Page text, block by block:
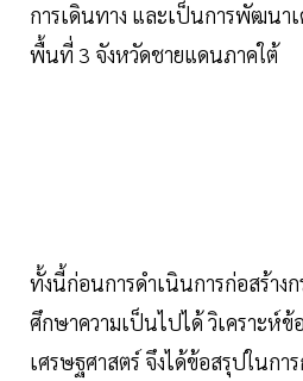
การเดินทาง และเป็นการพัฒนา
พื้นที่ 3 จังหวัดชายแดนภาคใต้
ทั้งนี้ก่อนการดำเนินการก่อสร้าง
ศึกษาความเป็นไปได้ วิเคราะห์
เศรษฐศาสตร์ จึงได้ข้อสรุปในกา